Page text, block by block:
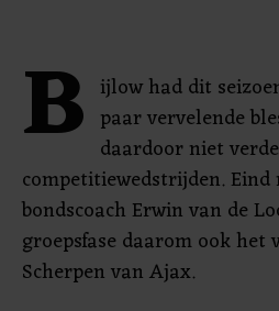
B ijlow had dit
paar vervelende
daardoor niet
competitiewedstrijden.
bondscoach Erwin van de
groepsfase daarom ook
Scherpen van Ajax.